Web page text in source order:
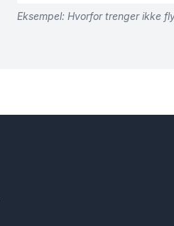
Eksempel: Hvorfor trenger ikke